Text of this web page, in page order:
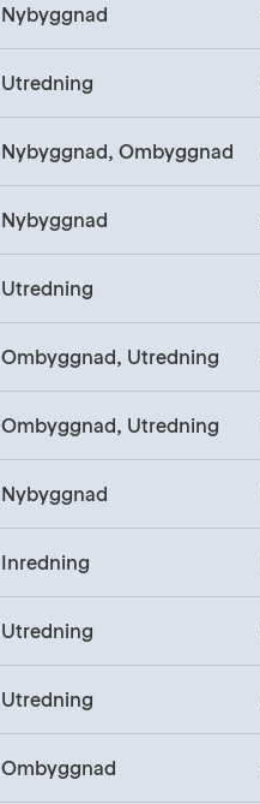
Nybyggnad
Utredning
Nybyggnad, Ombyggnad
Nybyggnad
Utredning
Ombyggnad, Utredning
Ombyggnad, Utredning
Nybyggnad
Inredning
Utredning
Utredning
Ombyggnad